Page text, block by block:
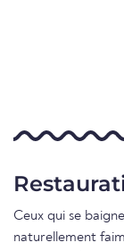
Ceux qui se
naturellement